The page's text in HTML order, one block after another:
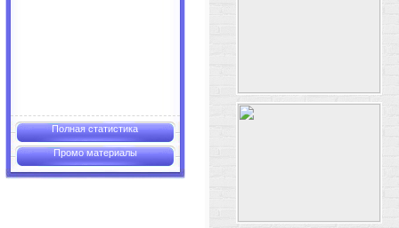
Полная статистика
Промо материалы